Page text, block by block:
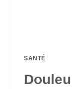
SANTÉ